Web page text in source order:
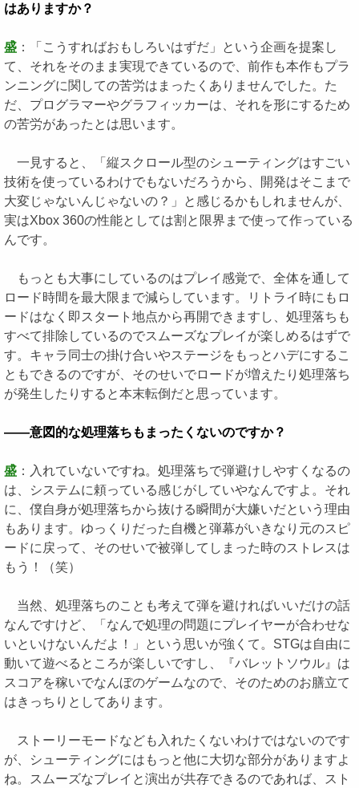
はありますか？
盛 ：「こうすればおもしろいはずだ」という企画を提案し
て、それをそのまま実現できているので、前作も本作もプラ
ンニングに関しての苦労はまったくありませんでした。た
だ、プログラマーやグラフィッカーは、それを形にするため
の苦労があったとは思います。
一見すると、「縦スクロール型のシューティングはすごい
技術を使っているわけでもないだろうから、開発はそこまで
大変じゃないんじゃないの？」と感じるかもしれませんが、
実はXbox 360の性能としては割と限界まで使って作っている
んです。
もっとも大事にしているのはプレイ感覚で、全体を通して
ロード時間を最大限まで減らしています。リトライ時にもロ
ードはなく即スタート地点から再開できますし、処理落ちも
すべて排除しているのでスムーズなプレイが楽しめるはずで
す。キャラ同士の掛け合いやステージをもっとハデにするこ
ともできるのですが、そのせいでロードが増えたり処理落ち
が発生したりすると本末転倒だと思っています。
――意図的な処理落ちもまったくないのですか？
盛 ：入れていないですね。処理落ちで弾避けしやすくなるの
は、システムに頼っている感じがしていやなんですよ。それ
に、僕自身が処理落ちから抜ける瞬間が大嫌いだという理由
もあります。ゆっくりだった自機と弾幕がいきなり元のスピ
ードに戻って、そのせいで被弾してしまった時のストレスは
もう！（笑）
当然、処理落ちのことも考えて弾を避ければいいだけの話
なんですけど、「なんで処理の問題にプレイヤーが合わせな
いといけないんだよ！」という思いが強くて。STGは自由に
動いて遊べるところが楽しいですし、『バレットソウル』は
スコアを稼いでなんぼのゲームなので、そのためのお膳立て
はきっちりとしてあります。
ストーリーモードなども入れたくないわけではないのです
が、シューティングにはもっと他に大切な部分がありますよ
ね。スムーズなプレイと演出が共存できるのであれば、スト